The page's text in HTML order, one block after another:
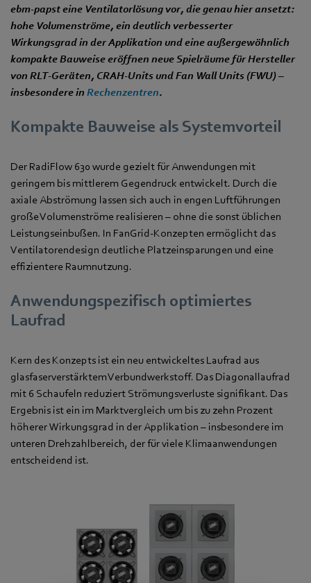
ebm‑papst eine Ventilatorlösung vor, die genau hier ansetzt:
hohe Volumenströme, ein deutlich verbesserter
Wirkungsgrad in der Applikation und eine außergewöhnlich
kompakte Bauweise eröffnen neue Spielräume für Hersteller
von RLT‑Geräten, CRAH‑Units und Fan Wall Units (FWU) –
insbesondere in Rechenzentren.
Kompakte Bauweise als Systemvorteil
Der RadiFlow 630 wurde gezielt für Anwendungen mit
geringem bis mittlerem Gegendruck entwickelt. Durch die
axiale Abströmung lassen sich auch in engen Luftführungen
große Volumenströme realisieren – ohne die sonst üblichen
Leistungseinbußen. In FanGrid‑Konzepten ermöglicht das
Ventilatorendesign deutliche Platzeinsparungen und eine
effizientere Raumnutzung.
Anwendungspezifisch optimiertes
Laufrad
Kern des Konzepts ist ein neu entwickeltes Laufrad aus
glasfaserverstärktem Verbundwerkstoff. Das Diagonallaufrad
mit 6 Schaufeln reduziert Strömungsverluste signifikant. Das
Ergebnis ist ein im Marktvergleich um bis zu zehn Prozent
höherer Wirkungsgrad in der Applikation – insbesondere im
unteren Drehzahlbereich, der für viele Klimaanwendungen
entscheidend ist.